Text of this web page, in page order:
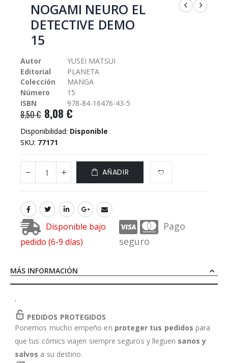
comienzo
imágenes
NOGAMI NEURO EL
DETECTIVE DEMO
15
Autor
YUSEI MATSUI
Editorial
PLANETA
Colección
MANGA
Número
15
ISBN
978-84-16476-43-5
8,50 € 8,08 €
Disponibilidad: Disponible
SKU 77171
AÑADIR
Disponible bajo
pedido (6-9 días)
Pago
seguro
MÁS INFORMACIÓN
'
PEDIDOS PROTEGIDOS
Ponemos mucho empeño en proteger tus pedidos para
que tus cómics viajen siempre seguros y lleguen sanos y
salvos a su destino.